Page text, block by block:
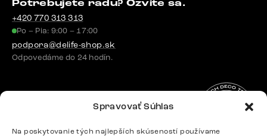
Spravovať Súhlas
Na poskytovanie tých najlepších skúseností používame
Potrebujete radu? Ozvite sa.
+420 770 313 313
Po – Pia: 9:00 – 17:00
podpora@delife-shop.sk
Odpovedáme do 24 hodín.